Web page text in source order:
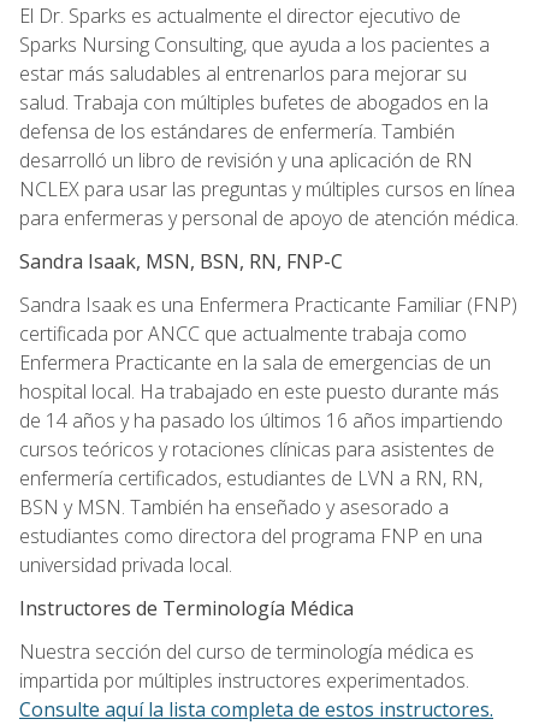
El Dr. Sparks es actualmente el director ejecutivo de
Sparks Nursing Consulting, que ayuda a los pacientes a
estar más saludables al entrenarlos para mejorar su
salud. Trabaja con múltiples bufetes de abogados en la
defensa de los estándares de enfermería. También
desarrolló un libro de revisión y una aplicación de RN
NCLEX para usar las preguntas y múltiples cursos en línea
para enfermeras y personal de apoyo de atención médica.
Sandra Isaak, MSN, BSN, RN, FNP-C
Sandra Isaak es una Enfermera Practicante Familiar (FNP)
certificada por ANCC que actualmente trabaja como
Enfermera Practicante en la sala de emergencias de un
hospital local. Ha trabajado en este puesto durante más
de 14 años y ha pasado los últimos 16 años impartiendo
cursos teóricos y rotaciones clínicas para asistentes de
enfermería certificados, estudiantes de LVN a RN, RN,
BSN y MSN. También ha enseñado y asesorado a
estudiantes como directora del programa FNP en una
universidad privada local.
Instructores de Terminología Médica
Nuestra sección del curso de terminología médica es
impartida por múltiples instructores experimentados.
Consulte aquí la lista completa de estos instructores.